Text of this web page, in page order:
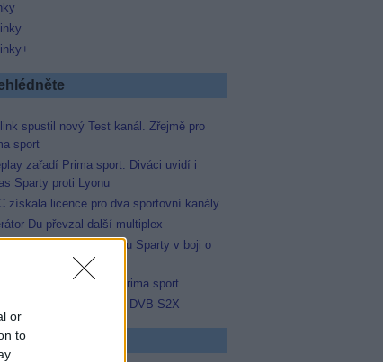
or
to
spustil nový Test kanál. Zřejmě pro
sport
zařadí Prima sport. Diváci uvidí i
Sparty proti Lyonu
získala licence pro dva sportovní kanály
Du převzal další multiplex
sport odvysílá i odvetu Sparty v boji o
TV potvrdil zařazení Prima sport
Networks přešla na DVB-S2X